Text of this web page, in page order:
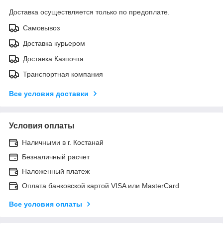
Доставка осуществляется только по предоплате.
Самовывоз
Доставка курьером
Доставка Казпочта
Транспортная компания
Все условия доставки
Условия оплаты
Наличными в г. Костанай
Безналичный расчет
Наложенный платеж
Оплата банковской картой VISA или MasterCard
Все условия оплаты